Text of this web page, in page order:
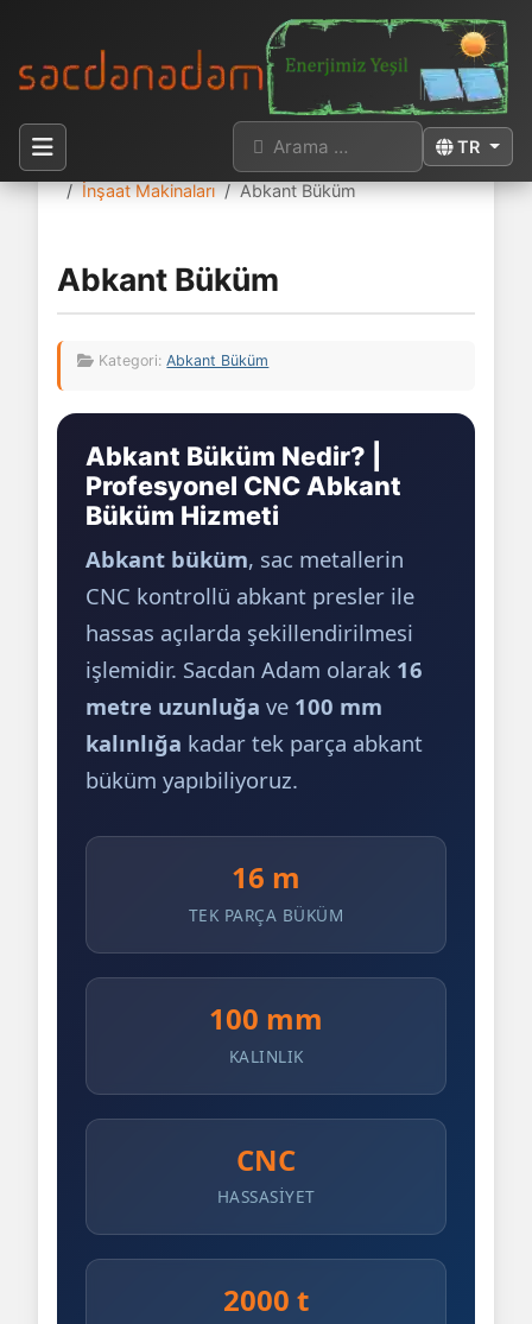
Dilinizi seçin
TR
Arama
Buradasınız:
İnşaat Makinaları
Abkant Büküm
Abkant Büküm
Kategori:Abkant Büküm
Abkant Büküm Nedir? |
Profesyonel CNC Abkant
Büküm Hizmeti
Abkant büküm, sac metallerin
CNC kontrollü abkant presler ile
hassas açılarda şekillendirilmesi
işlemidir. Sacdan Adam olarak 16
metre uzunluğa ve 100 mm
kalınlığa kadar tek parça abkant
büküm yapıbiliyoruz.
16 m
TEK PARÇA BÜKÜM
100 mm
KALINLIK
CNC
HASSASIYET
2000 t